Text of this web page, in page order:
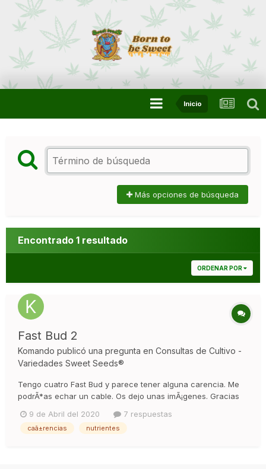
Inicio
Más opciones de búsqueda
Encontrado 1 resultado
ORDENAR POR
Fast Bud 2
Komando publicó una pregunta en Consultas de Cultivo -
Variedades Sweet Seeds®
Tengo cuatro Fast Bud y parece tener alguna carencia. Me
podrÃ*as echar un cable. Os dejo unas imÃ¡genes. Gracias
9 de Abril del 2020 7 respuestas
caã±rencias nutrientes